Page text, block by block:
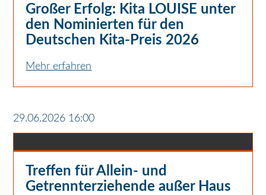
Großer Erfolg: Kita LOUISE unter
den Nominierten für den
Deutschen Kita-Preis 2026
Mehr erfahren
29.06.2026 16:00
Treffen für Allein- und
Getrennterziehende außer Haus